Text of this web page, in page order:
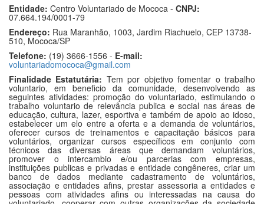
Entidade: Centro Voluntariado de Mococa - CNPJ:
07.664.194/0001-79
Endereço: Rua Maranhão, 1003, Jardim Riachuelo, CEP 13738-
510, Mococa/SP
Telefone: (19) 3666-1556 - E-mail:
voluntariadomococa@gmail.com
Finalidade Estatutária: Tem por objetivo fomentar o trabalho
voluntario, em beneficio da comunidade, desenvolvendo as
seguintes atividades: promoção do voluntariado, estimulando o
trabalho voluntario de relevância publica e social nas áreas de
educação, cultura, lazer, esportiva e também de apoio ao idoso,
estabelecer um elo entre a oferta e a demanda de voluntários,
oferecer cursos de treinamentos e capacitação básicos para
voluntários, organizar cursos específicos em conjunto com
técnicos das diversas áreas que demandam voluntários,
promover o intercambio e/ou parcerias com empresas,
instituições publicas e privadas e entidade congêneres, criar um
banco de dados mediante cadastramento de voluntários,
associação e entidades afins, prestar assessoria a entidades e
pessoas com atividades afins ou interessadas na causa do